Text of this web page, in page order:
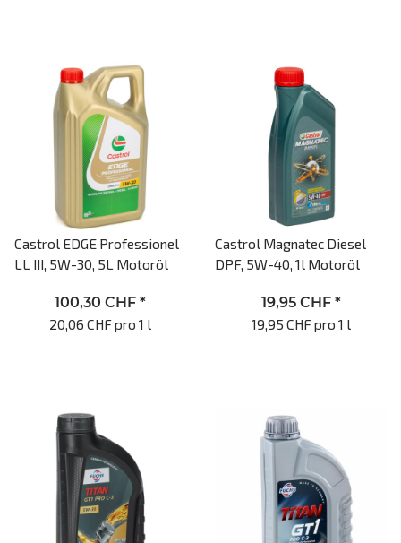
Castrol EDGE Professionel
LL III, 5W-30, 5L Motoröl
100,30 CHF *
20,06 CHF pro 1 l
Castrol Magnatec Diesel
DPF, 5W-40, 1l Motoröl
19,95 CHF *
19,95 CHF pro 1 l